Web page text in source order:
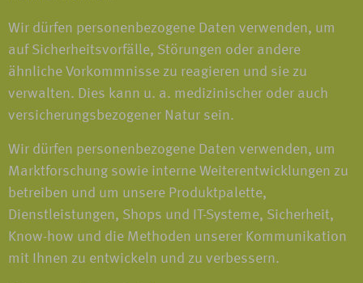
Wir dürfen personenbezogene Daten verwenden, um
auf Sicherheitsvorfälle, Störungen oder andere
ähnliche Vorkommnisse zu reagieren und sie zu
verwalten. Dies kann u. a. medizinischer oder auch
versicherungsbezogener Natur sein.
Wir dürfen personenbezogene Daten verwenden, um
Marktforschung sowie interne Weiterentwicklungen zu
betreiben und um unsere Produktpalette,
Dienstleistungen, Shops und IT-Systeme, Sicherheit,
Know-how und die Methoden unserer Kommunikation
mit Ihnen zu entwickeln und zu verbessern.